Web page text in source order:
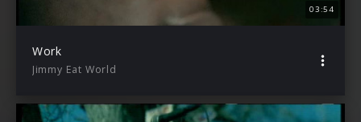
03:54
Work
Jimmy Eat World